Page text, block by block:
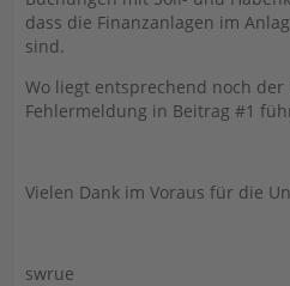
dass die Finanzanlagen im
sind.
Wo liegt entsprechend noch
Fehlermeldung in Beitrag #1
Vielen Dank im Voraus für die
swrue